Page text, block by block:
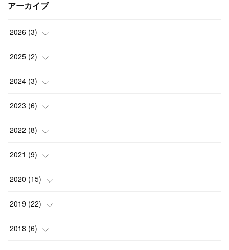
アーカイブ
2026 (3)
(2
(1
2025 (2)
(1
(1
2024 (3)
(1
(2
2023 (6)
(1
(1
( 1)
(2)
1
2022 (8)
(1
(1)
(2)
(1
1
2021 (9)
(1)
(2)
(2
2020 (15)
(1)
(2
2019 (22)
(3
2018 (6)